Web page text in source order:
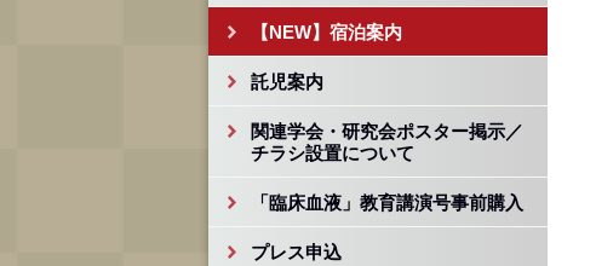
【NEW】 宿泊案内
託児案内
関連学会・研究会ポスター掲示／
チラシ設置について
「臨床血液」教育講演号事前購入
プレス申込